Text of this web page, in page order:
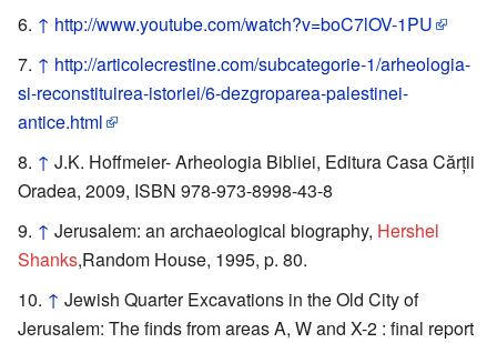
↑ http://www.youtube.com/watch?v=boC7lOV-1PU
↑ http://articolecrestine.com/subcategorie-1/arheologia-
si-reconstituirea-istoriei/6-dezgroparea-palestinei-
antice.html
↑ J.K. Hoffmeier- Arheologia Bibliei, Editura Casa Cărţii
Oradea, 2009, ISBN 978-973-8998-43-8
↑ Jerusalem: an archaeological biography, Hershel
Shanks,Random House, 1995, p. 80.
↑ Jewish Quarter Excavations in the Old City of
Jerusalem: The finds from areas A, W and X-2 : final report